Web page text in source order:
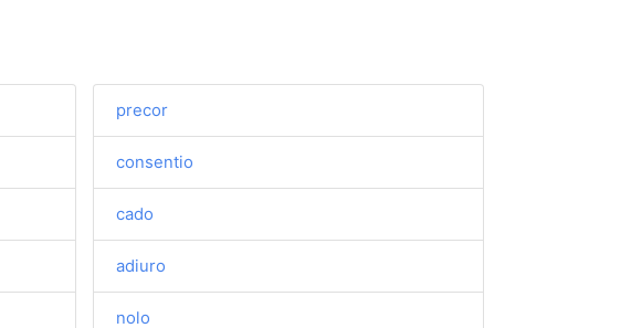
precor
consentio
cado
adiuro
nolo